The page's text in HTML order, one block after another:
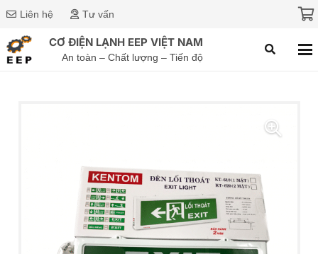
Liên hệ Tư vấn
CƠ ĐIỆN LẠNH EEP VIỆT NAM
An toàn – Chất lượng – Tiến độ